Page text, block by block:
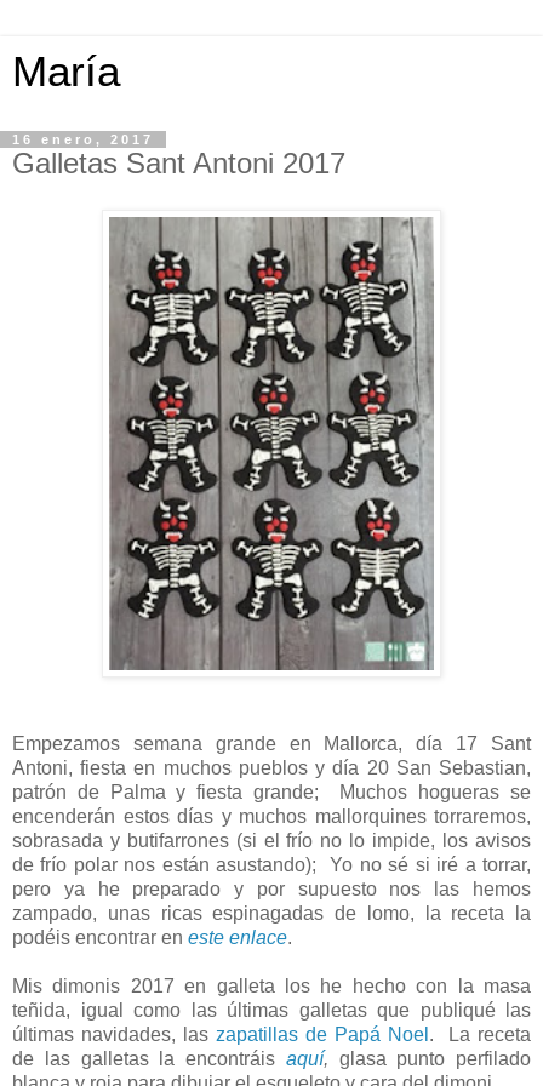
María
16 enero, 2017
Galletas Sant Antoni 2017
Empezamos semana grande en Mallorca, día 17 Sant
Antoni, fiesta en muchos pueblos y día 20 San Sebastian,
patrón de Palma y fiesta grande; Muchos hogueras se
encenderán estos días y muchos mallorquines torraremos,
sobrasada y butifarrones (si el frío no lo impide, los avisos
de frío polar nos están asustando); Yo no sé si iré a torrar,
pero ya he preparado y por supuesto nos las hemos
zampado, unas ricas espinagadas de lomo, la receta la
podéis encontrar en este enlace.
Mis dimonis 2017 en galleta los he hecho con la masa
teñida, igual como las últimas galletas que publiqué las
últimas navidades, las zapatillas de Papá Noel . La receta
de las galletas la encontráis aquí, glasa punto perfilado